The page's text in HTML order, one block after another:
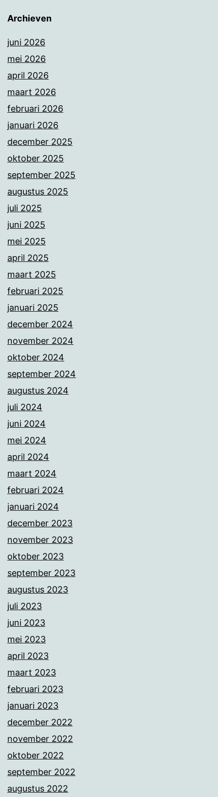
Archieven
juni 2026
mei 2026
april 2026
maart 2026
februari 2026
januari 2026
december 2025
oktober 2025
september 2025
augustus 2025
juli 2025
juni 2025
mei 2025
april 2025
maart 2025
februari 2025
januari 2025
december 2024
november 2024
oktober 2024
september 2024
augustus 2024
juli 2024
juni 2024
mei 2024
april 2024
maart 2024
februari 2024
januari 2024
december 2023
november 2023
oktober 2023
september 2023
augustus 2023
juli 2023
juni 2023
mei 2023
april 2023
maart 2023
februari 2023
januari 2023
december 2022
november 2022
oktober 2022
september 2022
augustus 2022